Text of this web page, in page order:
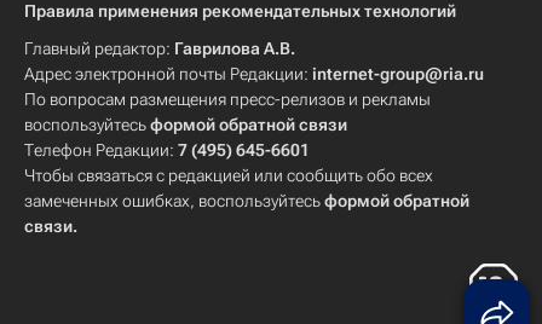
Правила применения рекомендательных технологий
Главный редактор: Гаврилова А.В.
Адрес электронной почты Редакции: internet-group@ria.ru
По вопросам размещения пресс-релизов и рекламы
воспользуйтесьформой обратной связи
Телефон Редакции: 7 (495) 645-6601
Чтобы связаться с редакцией или сообщить обо всех
замеченных ошибках, воспользуйтесьформой обратной
связи.